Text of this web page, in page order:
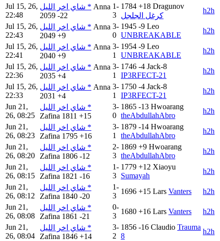
Jul 15, 26,
22:48
شاي اخر الليل * Anna
2059 -22
1-
3
1784 +18 Dragunov
كرغل الجلجل
h2h
Jul 15, 26,
22:43
شاي اخر الليل * Anna
2049 +9
3-
0
1945 -9 Leo
UNBREAKABLE
h2h
Jul 15, 26,
22:41
شاي اخر الليل * Anna
2040 +9
3-
1
1954 -9 Leo
UNBREAKABLE
h2h
Jul 15, 26,
22:36
شاي اخر الليل * Anna
2035 +4
3-
1
1746 -4 Jack-8
IP3RFECT-21
h2h
Jul 15, 26,
22:33
شاي اخر الليل * Anna
2031 +4
3-
1
1750 -4 Jack-8
IP3RFECT-21
h2h
Jun 21,
26, 08:25
شاي اخر الليل *
Zafina 1811 +15
3-
0
1865 -13 Hwoarang
theAbdullahAbro
h2h
Jun 21,
26, 08:23
شاي اخر الليل *
Zafina 1795 +16
3-
1
1879 -14 Hwoarang
theAbdullahAbro
h2h
Jun 21,
26, 08:20
شاي اخر الليل *
Zafina 1806 -12
2-
3
1869 +9 Hwoarang
theAbdullahAbro
h2h
Jun 21,
26, 08:15
شاي اخر الليل *
Zafina 1821 -16
1-
3
1779 +12 Xiaoyu
Sumayah
h2h
Jun 21,
26, 08:12
شاي اخر الليل *
Zafina 1840 -20
1-
3
1696 +15 Lars Vanters
h2h
Jun 21,
26, 08:08
شاي اخر الليل *
Zafina 1861 -21
0-
3
1680 +16 Lars Vanters
h2h
Jun 21,
26, 08:04
شاي اخر الليل *
Zafina 1846 +14
3-
2
1856 -16 Claudio Trauma
8
h2h